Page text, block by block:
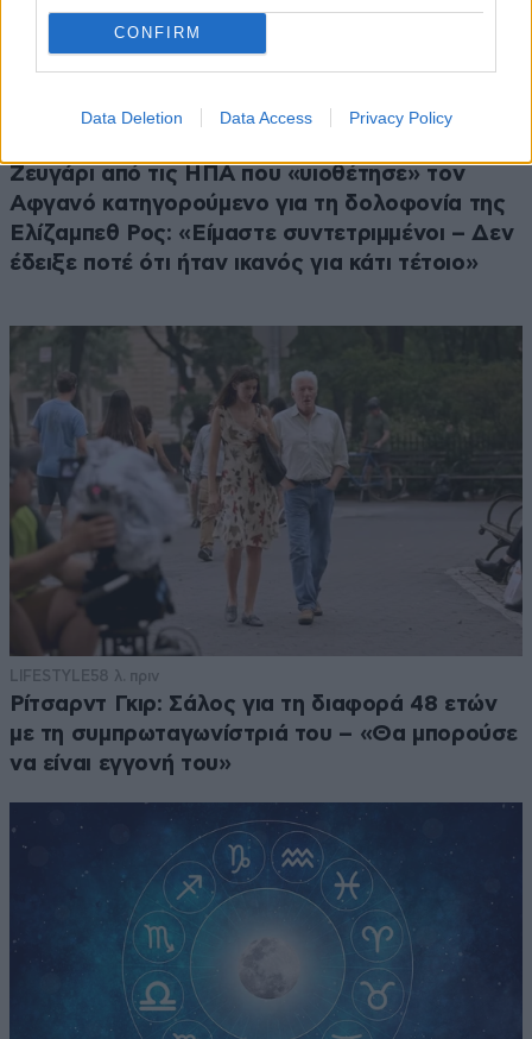
CONFIRM
Data Deletion Data Access Privacy Policy
Ζευγάρι από τις ΗΠΑ που «υιοθέτησε» τον
Αφγανό κατηγορούμενο για τη δολοφονία της
Ελίζαμπεθ Ρος: «Είμαστε συντετριμμένοι – Δεν
έδειξε ποτέ ότι ήταν ικανός για κάτι τέτοιο»
LIFESTYLE58 λ. πριν
Ρίτσαρντ Γκιρ: Σάλος για τη διαφορά 48 ετών
με τη συμπρωταγωνίστριά του – «Θα μπορούσε
να είναι εγγονή του»